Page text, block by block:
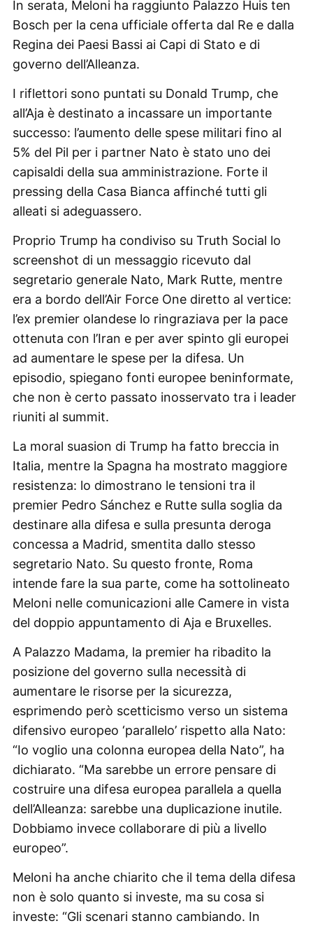
In serata, Meloni ha raggiunto Palazzo Huis ten
Bosch per la cena ufficiale offerta dal Re e dalla
Regina dei Paesi Bassi ai Capi di Stato e di
governo dell’Alleanza.
I riflettori sono puntati su Donald Trump, che
all’Aja è destinato a incassare un importante
successo: l’aumento delle spese militari fino al
5% del Pil per i partner Nato è stato uno dei
capisaldi della sua amministrazione. Forte il
pressing della Casa Bianca affinché tutti gli
alleati si adeguassero.
Proprio Trump ha condiviso su Truth Social lo
screenshot di un messaggio ricevuto dal
segretario generale Nato, Mark Rutte, mentre
era a bordo dell’Air Force One diretto al vertice:
l’ex premier olandese lo ringraziava per la pace
ottenuta con l’Iran e per aver spinto gli europei
ad aumentare le spese per la difesa. Un
episodio, spiegano fonti europee beninformate,
che non è certo passato inosservato tra i leader
riuniti al summit.
La moral suasion di Trump ha fatto breccia in
Italia, mentre la Spagna ha mostrato maggiore
resistenza: lo dimostrano le tensioni tra il
premier Pedro Sánchez e Rutte sulla soglia da
destinare alla difesa e sulla presunta deroga
concessa a Madrid, smentita dallo stesso
segretario Nato. Su questo fronte, Roma
intende fare la sua parte, come ha sottolineato
Meloni nelle comunicazioni alle Camere in vista
del doppio appuntamento di Aja e Bruxelles.
A Palazzo Madama, la premier ha ribadito la
posizione del governo sulla necessità di
aumentare le risorse per la sicurezza,
esprimendo però scetticismo verso un sistema
difensivo europeo ‘parallelo’ rispetto alla Nato:
“Io voglio una colonna europea della Nato”, ha
dichiarato. “Ma sarebbe un errore pensare di
costruire una difesa europea parallela a quella
dell’Alleanza: sarebbe una duplicazione inutile.
Dobbiamo invece collaborare di più a livello
europeo”.
Meloni ha anche chiarito che il tema della difesa
non è solo quanto si investe, ma su cosa si
investe: “Gli scenari stanno cambiando. In